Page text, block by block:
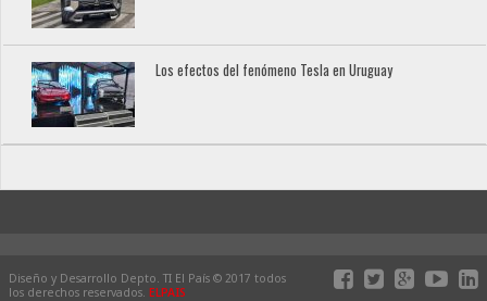
Los efectos del fenómeno Tesla en Uruguay
Diseño y Desarrollo Depto. TI El País © 2017 todos
los derechos reservados. ELPAIS